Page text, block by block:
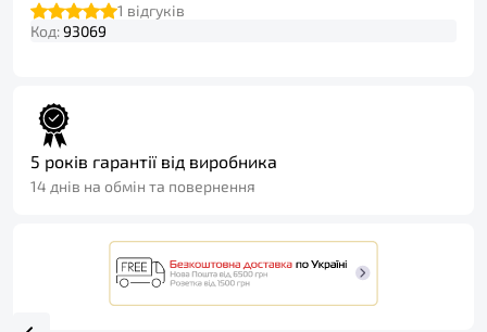
1 відгуків
Код:93069
5 років гарантії від виробника
14 днів на обмін та повернення